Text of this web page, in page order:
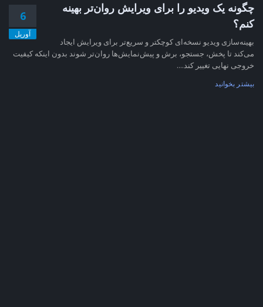
6
آوریل
چگونه یک ویدیو را برای ویرایش روان‌تر بهینه
کنم؟
بهینه‌سازی ویدیو نسخه‌ای کوچکتر و سریع‌تر برای ویرایش ایجاد
می‌کند تا پخش، جستجو، برش و پیش‌نمایش‌ها روان‌تر شوند بدون اینکه کیفیت
خروجی نهایی تغییر کند....
بیشتر بخوانید